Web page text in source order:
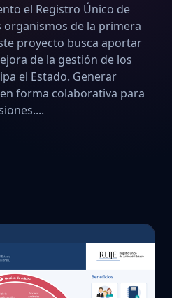
el Registro Único de
organismos de la primera
proyecto busca aportar
de la gestión de los
el Estado. Generar
forma colaborativa para